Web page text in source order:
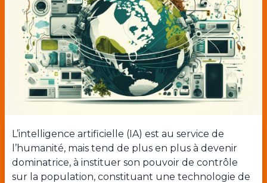
L’intelligence artificielle (IA) est au service de
l’humanité, mais tend de plus en plus à devenir
dominatrice, à instituer son pouvoir de contrôle
sur la population, constituant une technologie de